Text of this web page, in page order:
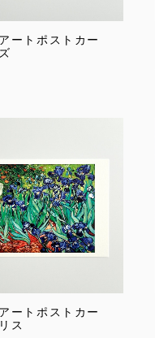
ートポストカー
ートポストカー
ス